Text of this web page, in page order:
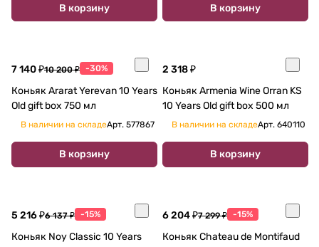
В корзину В корзину
7 140 ₽10 200 ₽ -30%
Коньяк Ararat Yerevan 10 Years
Old gift box 750 мл
В наличии на складеАрт. 577867
В корзину
2 318 ₽
Коньяк Armenia Wine Orran KS
10 Years Old gift box 500 мл
В наличии на складеАрт. 640110
В корзину
5 216 ₽6 137 ₽ -15%
Коньяк Noy Classic 10 Years
6 204 ₽7 299 ₽ -15%
Коньяк Chateau de Montifaud